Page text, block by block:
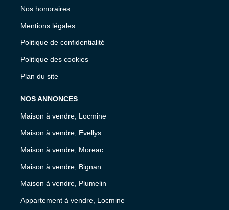
Nos honoraires
Mentions légales
Politique de confidentialité
Politique des cookies
Plan du site
NOS ANNONCES
Maison à vendre, Locmine
Maison à vendre, Evellys
Maison à vendre, Moreac
Maison à vendre, Bignan
Maison à vendre, Plumelin
Appartement à vendre, Locmine